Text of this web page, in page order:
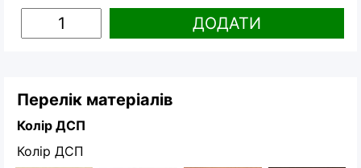
ДОДАТИ
Перелік матеріалів
Колір ДСП
Колір ДСП